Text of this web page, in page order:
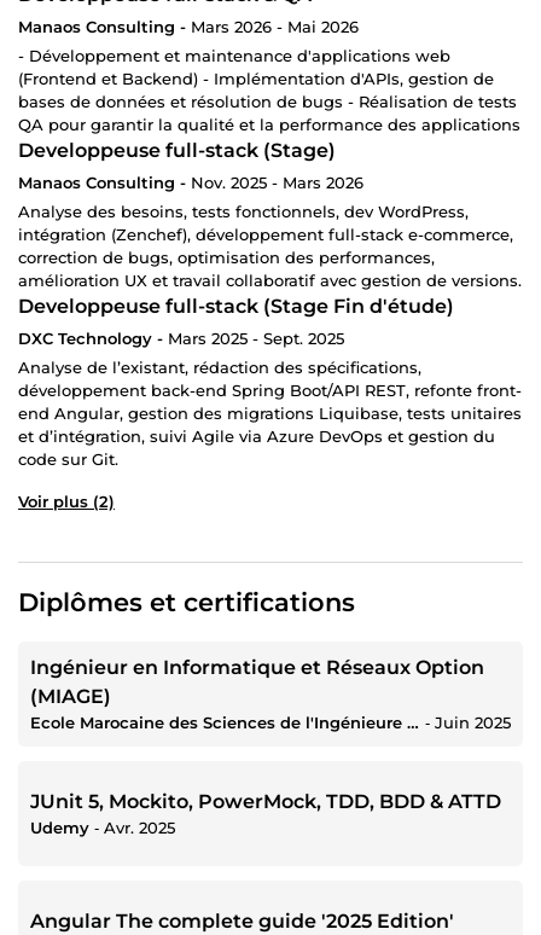
Manaos Consulting - Mars 2026 - Mai 2026
- Développement et maintenance d'applications web
(Frontend et Backend) - Implémentation d'APIs, gestion de
bases de données et résolution de bugs - Réalisation de tests
QA pour garantir la qualité et la performance des applications
Developpeuse full-stack (Stage)
Manaos Consulting - Nov. 2025 - Mars 2026
Analyse des besoins, tests fonctionnels, dev WordPress,
intégration (Zenchef), développement full-stack e-commerce,
correction de bugs, optimisation des performances,
amélioration UX et travail collaboratif avec gestion de versions.
Developpeuse full-stack (Stage Fin d'étude)
DXC Technology - Mars 2025 - Sept. 2025
Analyse de l’existant, rédaction des spécifications,
développement back-end Spring Boot/API REST, refonte front-
end Angular, gestion des migrations Liquibase, tests unitaires
et d’intégration, suivi Agile via Azure DevOps et gestion du
code sur Git.
Voir plus (2)
Diplômes et certifications
Ingénieur en Informatique et Réseaux Option
(MIAGE)
Ecole Marocaine des Sciences de l'Ingénieure (EMSI) ‐ Juin 2025
JUnit 5, Mockito, PowerMock, TDD, BDD & ATTD
Udemy ‐ Avr. 2025
Angular The complete guide '2025 Edition'